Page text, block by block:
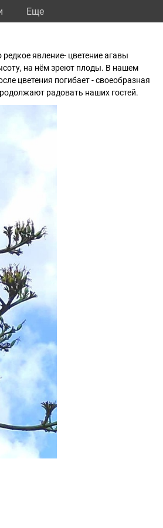
Eще
явление- цветение агавы
на нём зреют плоды. В нашем
цветения погибает - своеобразная
радовать наших гостей.